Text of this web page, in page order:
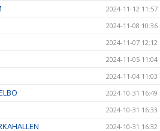
2024-11-12 11:57
2024-11-08 10:36
2024-11-07 12:12
2024-11-05 11:04
2024-11-04 11:03
2024-10-31 16:49
2024-10-31 16:33
2024-10-31 16:32